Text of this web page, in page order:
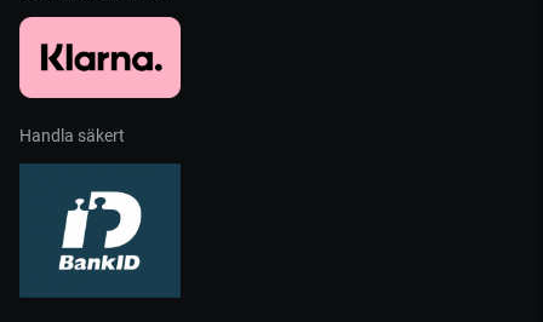
Handla säkert